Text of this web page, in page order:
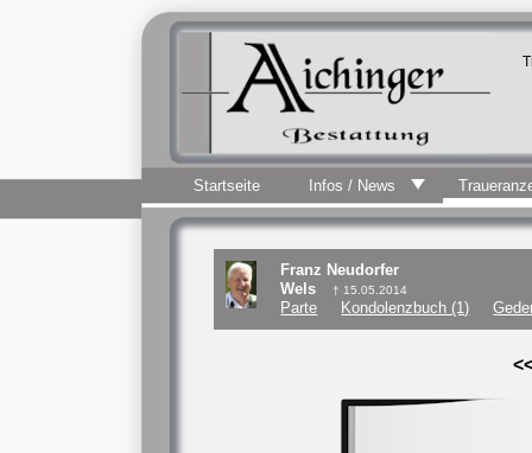
Startseite Infos / News
Franz Neudorfer
Wels
† 15.05.2014
Parte Kondolenzbuch (1)